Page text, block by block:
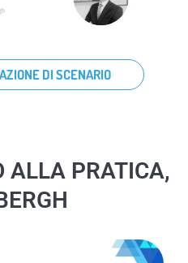
DI SCENARIO
ALLA PRATICA,